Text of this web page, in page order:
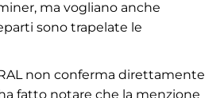
ma vogliano anche
sono trapelate le
non conferma direttamente
fatto notare che la menzione